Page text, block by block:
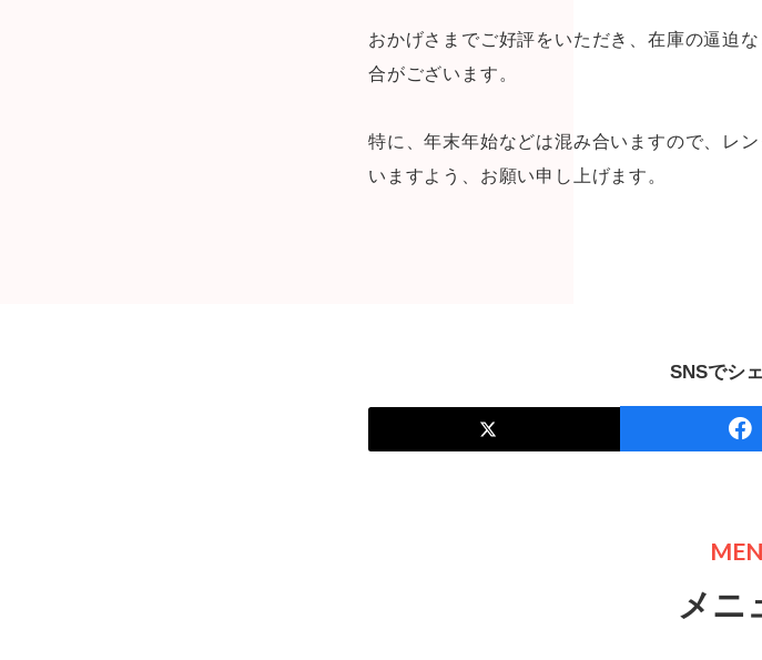
おかげさまでご好評をいただき、在庫の逼迫
合がございます。
特に、年末年始などは混み合いますので、レ
いますよう、お願い申し上げます。
SNSでシ
メニ